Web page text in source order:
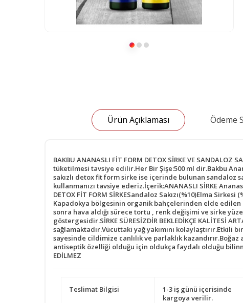
Ürün Açıklaması Ödeme
BAKBU ANANASLI FİT FORM DETOX SİRKE VE
tüketilmesi tavsiye edilir.Her Bir Şişe:500 ml dir.Bakbu
sakızlı detox fit form sirke ise içerinde bulunan sandaloz
kullanmanızı tavsiye ederiz.İçerik:ANANASLI SİRKE
DETOX FİT FORM SİRKESandaloz Sakızı(%10)Elma
Kapadokya bölgesinin organik bahçelerinden elde edilen
sonra hava aldığı sürece tortu , renk değişimi ve sirke
göstergesidir.SİRKE SÜRESİZDİR BEKLEDİKÇE KALİTESİ
sağlamaktadır.Vücuttaki yağ yakımını
sayesinde cildimize canlılık ve parlaklık
antiseptik özelliği olduğu için oldukça faydalı olduğu
EDİLMEZ
Teslimat Bilgisi
1-3 iş günü içerisinde
kargoya verilir.